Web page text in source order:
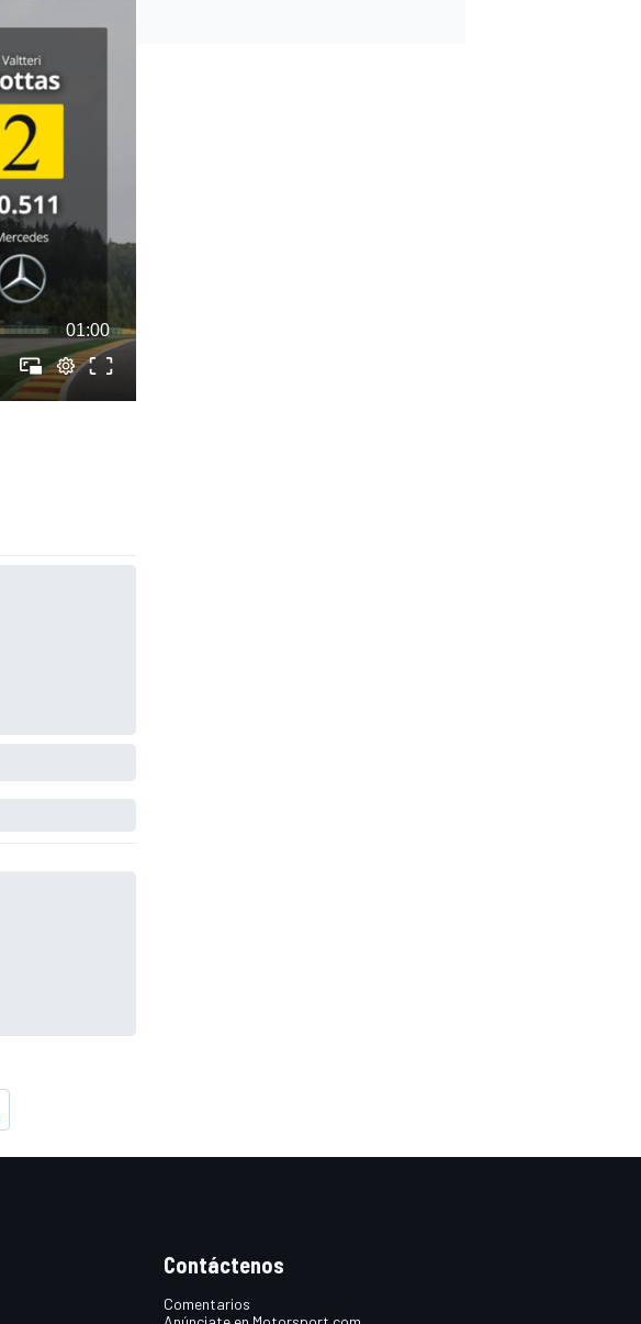
01:00
Contáctenos
Comentarios